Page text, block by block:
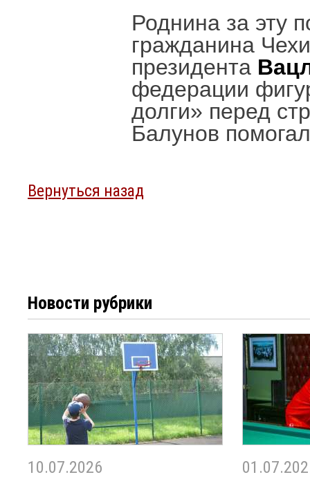
Роднина за эту
гражданина
президента
федерации
долги» перед
Балунов
Вернуться назад
Новости рубрики
10.07.2026